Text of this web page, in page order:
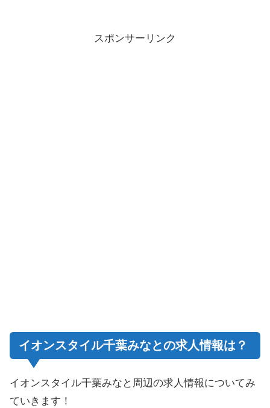
スポンサーリンク
イオンスタイル千葉みなとの求人情報は？
イオンスタイル千葉みなと周辺の求人情報についてみ
ていきます！